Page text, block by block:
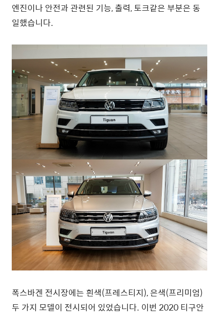
엔진이나 안전과 관련된 기능, 출력, 토크같은 부분은 동
일했습니다.
폭스바겐 전시장에는 흰색(프레스티지), 은색(프리미엄)
두 가지 모델이 전시되어 있었습니다. 이번 2020 티구안